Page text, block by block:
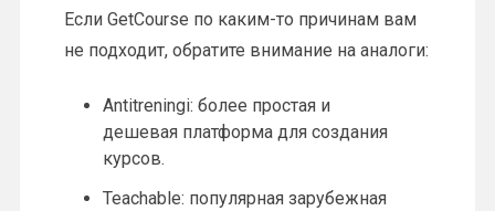
Если GetCourse по каким-то причинам вам
не подходит, обратите внимание на аналоги:
Antitreningi: более простая и
дешевая платформа для создания
курсов.
Teachable: популярная зарубежная